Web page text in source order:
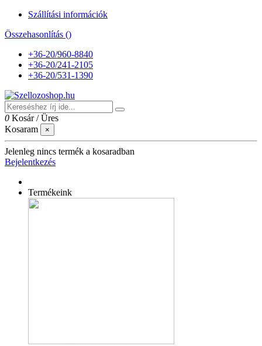
Szállítási információk
Összehasonlítás ()
+36-20/960-8840
+36-20/241-2105
+36-20/531-1390
0 Kosár /Üres
Kosaram
×
Jelenleg nincs termék a kosaradban
Bejelentkezés
Termékeink